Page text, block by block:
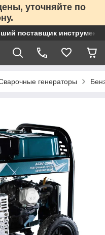
уточняйте по
поставщик
генераторы